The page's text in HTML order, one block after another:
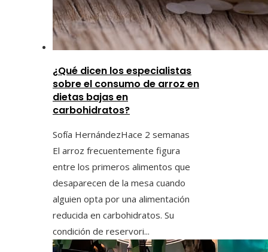
¿Qué dicen los especialistas
sobre el consumo de arroz en
dietas bajas en
carbohidratos?
Sofía HernándezHace 2 semanas
El arroz frecuentemente figura
entre los primeros alimentos que
desaparecen de la mesa cuando
alguien opta por una alimentación
reducida en carbohidratos. Su
condición de reservori...